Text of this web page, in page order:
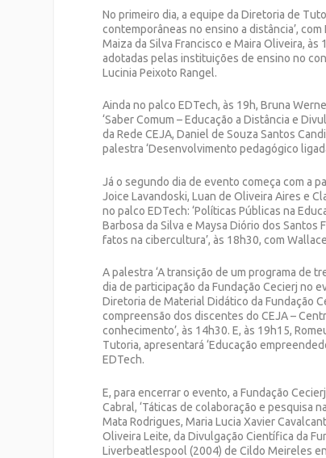
No primeiro dia, a equipe da Diretoria de
contemporâneas no ensino a distância’,
Maiza da Silva Francisco e Maira Oliveira,
adotadas pelas instituições de ensino no
Lucinia Peixoto Rangel.
Ainda no palco EDTech, às 19h, Bruna
‘Saber Comum – Educação a Distância e
da Rede CEJA, Daniel de Souza Santos
palestra ‘Desenvolvimento pedagógico
Já o segundo dia de evento começa com a
Joice Lavandoski, Luan de Oliveira Aires e
no palco EDTech: ‘Políticas Públicas na
Barbosa da Silva e Maysa Diório dos Santos
fatos na cibercultura’, às 18h30, com
A palestra ‘A transição de um programa de
dia de participação da Fundação Cecierj no
Diretoria de Material Didático da Fundação
compreensão dos discentes do CEJA –
conhecimento’, às 14h30. E, às 19h15,
Tutoria, apresentará ‘Educação
EDTech.
E, para encerrar o evento, a Fundação
Cabral, ‘Táticas de colaboração e pesquisa
Mata Rodrigues, Maria Lucia Xavier
Oliveira Leite, da Divulgação Científica da
Liverbeatlespool (2004) de Cildo Meireles